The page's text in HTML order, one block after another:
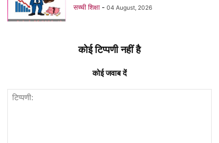
सच्ची शिक्षा - 04 August, 2026
कोई टिप्पणी नहीं है
कोई जवाब दें